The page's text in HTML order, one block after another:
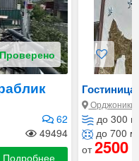
Проверено
62
49494
Подробнее
Гостиница
до 300
до 700
от2500